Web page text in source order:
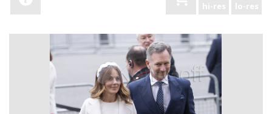
hi-res lo-res